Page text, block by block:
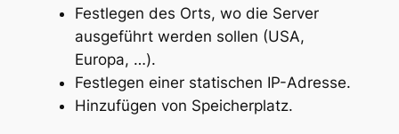
Festlegen des Orts, wo die Server
ausgeführt werden sollen (USA,
Europa, …).
Festlegen einer statischen IP-Adresse.
Hinzufügen von Speicherplatz.